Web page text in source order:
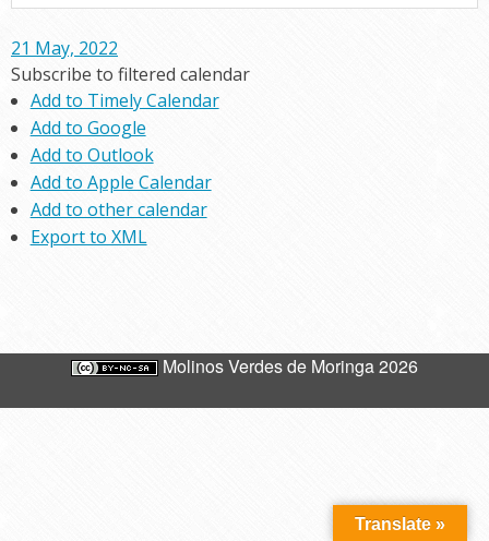
21 May, 2022
Subscribe to filtered calendar
Add to Timely Calendar
Add to Google
Add to Outlook
Add to Apple Calendar
Add to other calendar
Export to XML
Molinos Verdes de Moringa 2026
Translate »